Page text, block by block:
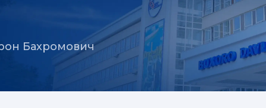
Бахромович